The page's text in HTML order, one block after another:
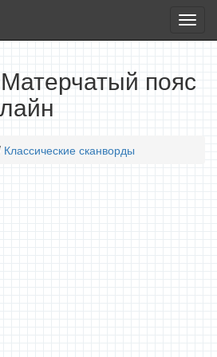
игры
пояс
Классические сканворды